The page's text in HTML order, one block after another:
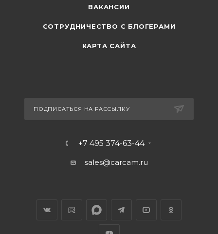
ВАКАНСИИ
СОТРУДНИЧЕСТВО С БЛОГЕРАМИ
КАРТА САЙТА
ПОДПИСАТЬСЯ НА РАССЫЛКУ
+7 495 374-63-44
sales@carcam.ru